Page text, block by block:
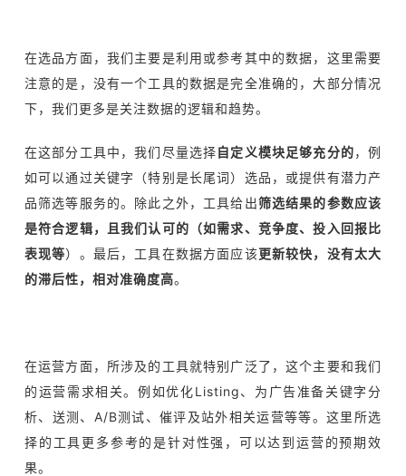
在选品方面，我们主要是利用或参考其中的数据，这里需要
注意的是，没有一个工具的数据是完全准确的，大部分情况
下，我们更多是关注数据的逻辑和趋势。
在这部分工具中，我们尽量选择自定义模块足够充分的，例
如可以通过关键字（特别是长尾词）选品，或提供有潜力产
品筛选等服务的。除此之外，工具给出筛选结果的参数应该
是符合逻辑，且我们认可的（如需求、竞争度、投入回报比
表现等）。最后，工具在数据方面应该更新较快，没有太大
的滞后性，相对准确度高。
在运营方面，所涉及的工具就特别广泛了，这个主要和我们
的运营需求相关。例如优化Listing、为广告准备关键字分
析、送测、A/B测试、催评及站外相关运营等等。这里所选
择的工具更多参考的是针对性强，可以达到运营的预期效
果。